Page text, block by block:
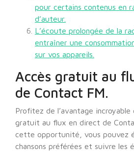
pour certains contenus en
d’auteur.
L’écoute prolongée de la
entraîner une
sur vos appareils.
Accès gratuit au
de Contact FM.
Profitez de l’avantage incroyable
gratuit au flux en direct de
cette opportunité, vous pouvez
chansons préférées et suivre les